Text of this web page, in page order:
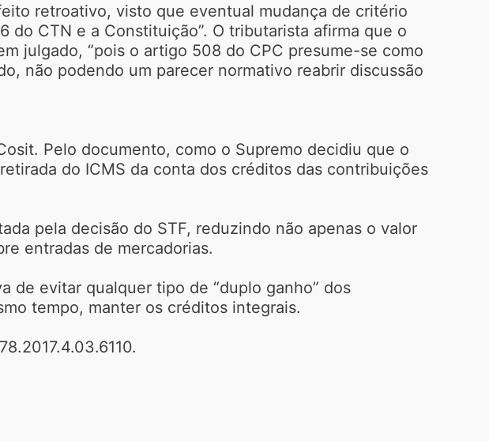
retroativo, visto que eventual mudança de critério
CTN e a Constituição”. O tributarista afirma que o
julgado, “pois o artigo 508 do CPC presume-se como
não podendo um parecer normativo reabrir discussão
Pelo documento, como o Supremo decidiu que o
do ICMS da conta dos créditos das contribuições
pela decisão do STF, reduzindo não apenas o valor
entradas de mercadorias.
de evitar qualquer tipo de “duplo ganho” dos
tempo, manter os créditos integrais.